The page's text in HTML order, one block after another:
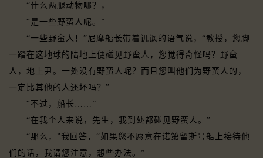
“什么两腿动物哪？，
“是一些野蛮人呢。”
“一些野蛮人！”尼摩船长带着讥讽的语气说，“教授，您脚
一踏在这地球的陆地上便碰见野蛮人，您觉得奇怪吗？野蛮
人，地上尹。一处没有野蛮人呢？而且您叫他们为野蛮人的，
一定比其他的人还坏吗？”
“不过，船长……”
“在我个人来说，先生，我到处都碰见野蛮人。”
“那么，”我回答，“如果您不愿意在诺第留斯号船上接待他
们的话，我请您注意，想些办法。”